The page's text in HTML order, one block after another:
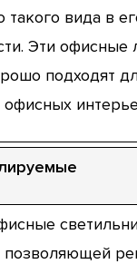
вида в
Эти офисные
подходят
позволяющей